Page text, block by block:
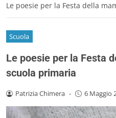
Le poesie per la Festa della
Scuola
Le poesie per la Festa
scuola primaria
Patrizia Chimera - 6 Maggio